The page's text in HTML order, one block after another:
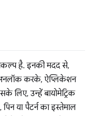
है. इनकी मदद से,
अनलॉक करके, ऐप्लिकेशन
लिए, उन्हें बायोमेट्रिक
या पैटर्न का इस्तेमाल